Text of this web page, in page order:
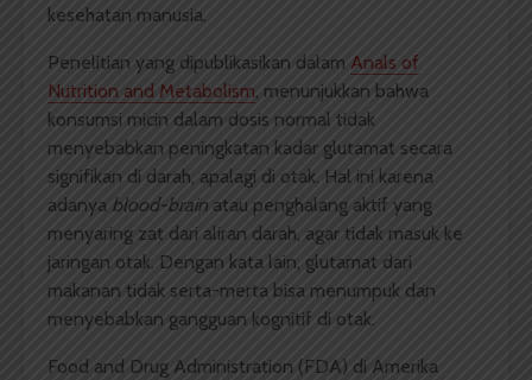
kesehatan manusia.
Penelitian yang dipublikasikan dalam Anals of
Nutrition and Metabolism, menunjukkan bahwa
konsumsi micin dalam dosis normal tidak
menyebabkan peningkatan kadar glutamat secara
signifikan di darah, apalagi di otak. Hal ini karena
adanya blood-brain atau penghalang aktif yang
menyaring zat dari aliran darah, agar tidak masuk ke
jaringan otak. Dengan kata lain, glutamat dari
makanan tidak serta-merta bisa menumpuk dan
menyebabkan gangguan kognitif di otak.
Food and Drug Administration (FDA) di Amerika